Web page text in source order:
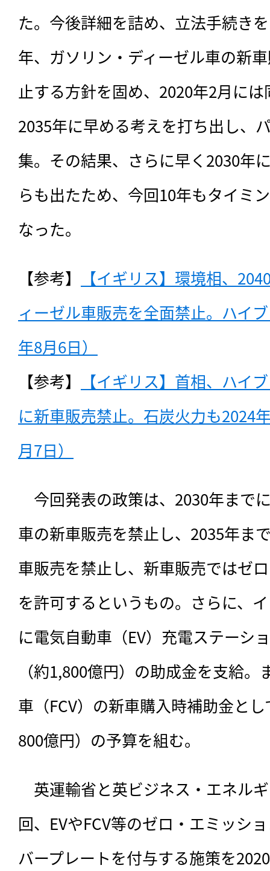
た。今後詳細を詰め、立法手続き
年、ガソリン・ディーゼル車の新
止する方針を固め、2020年2月に
2035年に早める考えを打ち出し、
集。その結果、さらに早く2030年
らも出たため、今回10年もタイミ
なった。
【参考】
【イギリス】環境相、
ィーゼル車販売を全面禁止。ハイ
年8月6日）
【参考】
【イギリス】首相、ハイ
に新車販売禁止。石炭火力も2024
月7日）
今回発表の政策は、 2030年まで
車の新車販売を禁止し、2035年ま
車販売を禁止し、新車販売ではゼ
を許可するというもの。さらに、
に電気自動車（EV）充電ステーシ
（約1,800億円）の助成金を支給
車（FCV）の新車購入時補助金と
800億円）の予算を組む。
英運輸省と英ビジネス・エネル
回、EVやFCV等のゼロ・エミッシ
バープレートを付与する施策を